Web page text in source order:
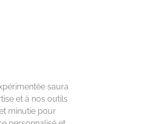
saura
et à nos outils
minutie pour